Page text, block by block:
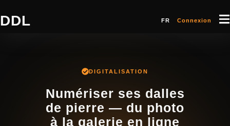
DDL FR Connexion
DIGITALISATION
Numériser ses dalles
de pierre — du photo
à la galerie en ligne